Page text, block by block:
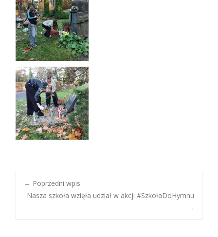
Post
navigation
← Poprzedni wpis
Nasza szkoła wzięła udział w akcji #SzkołaDoHymnu
→